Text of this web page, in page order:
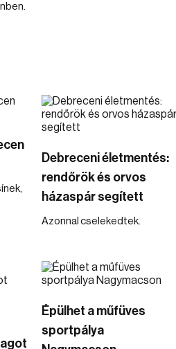
Debreceni életmentés:
rendőrök és orvos
házaspár segített
Azonnal cselekedtek.
Épülhet a műfüves
sportpálya